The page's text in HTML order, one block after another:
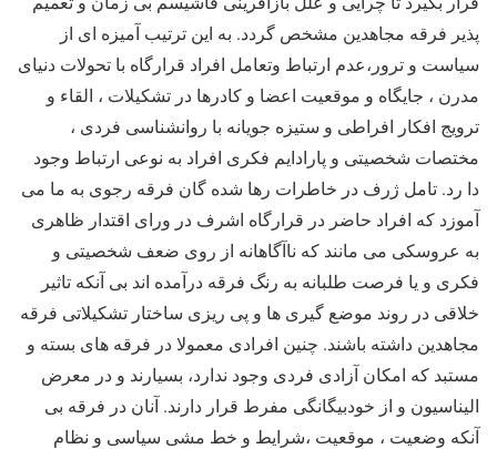
پذیر فرقه مجاهدین مشخص گردد. به این ترتیب آمیزه ای از
سیاست و ترور،عدم ارتباط وتعامل افراد قرارگاه با تحولات دنیای
مدرن ، جایگاه و موقعیت اعضا و کادرها در تشکیلات ، القاء و
ترویج افکار افراطی و ستیزه جویانه با روانشناسی فردی ،
مختصات شخصیتی و پارادایم فکری افراد به نوعی ارتباط وجود
دا رد. تامل ژرف در خاطرات رها شده گان فرقه رجوی به ما می
آموزد که افراد حاضر در قرارگاه اشرف در ورای اقتدار ظاهری
به عروسکی می مانند که ناآگاهانه از روی ضعف شخصیتی و
فکری و یا فرصت طلبانه به رنگ فرقه درآمده اند بی آنکه تاثیر
خلاقی در روند موضع گیری ها و پی ریزی ساختار تشکیلاتی فرقه
مجاهدین داشته باشند. چنین افرادی معمولا در فرقه های بسته و
مستبد که امکان آزادی فردی وجود ندارد، بسیارند و در معرض
الیناسیون و از خودبیگانگی مفرط قرار دارند. آنان در فرقه بی
آنکه وضعیت ، موقعیت ،شرایط و خط مشی سیاسی و نظام